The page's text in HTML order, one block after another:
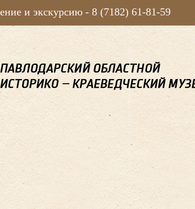
и экскурсию - 8 (7182) 61-81-59